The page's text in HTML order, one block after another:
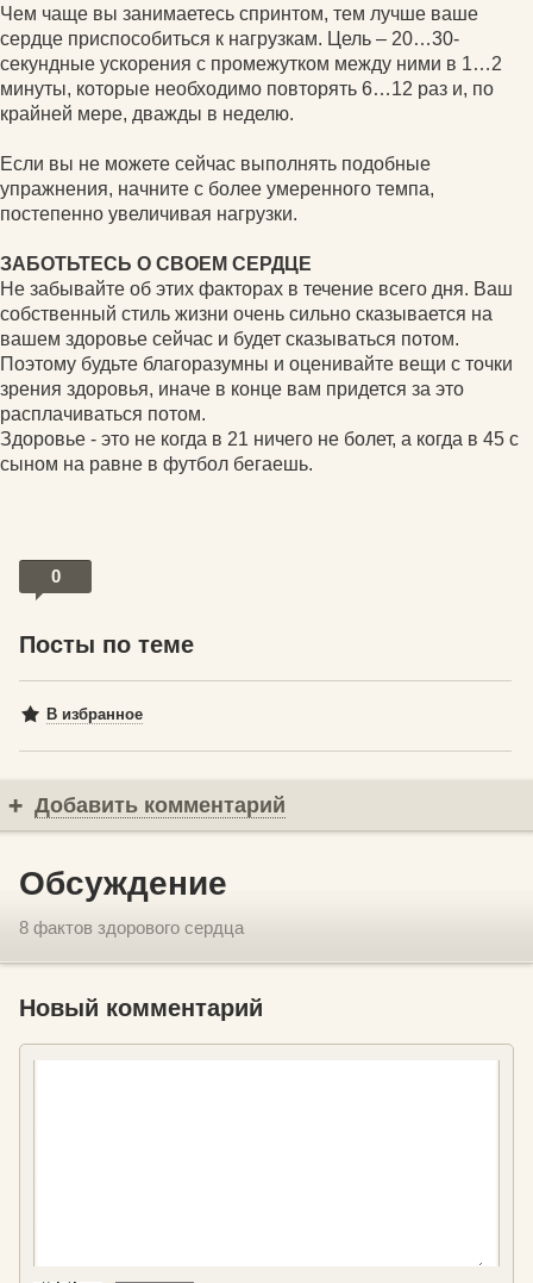
Чем чаще вы занимаетесь спринтом, тем лучше ваше
сердце приспособиться к нагрузкам. Цель – 20…30-
секундные ускорения с промежутком между ними в 1…2
минуты, которые необходимо повторять 6…12 раз и, по
крайней мере, дважды в неделю.
Если вы не можете сейчас выполнять подобные
упражнения, начните с более умеренного темпа,
постепенно увеличивая нагрузки.
ЗАБОТЬТЕСЬ О СВОЕМ СЕРДЦЕ
Не забывайте об этих факторах в течение всего дня. Ваш
собственный стиль жизни очень сильно сказывается на
вашем здоровье сейчас и будет сказываться потом.
Поэтому будьте благоразумны и оценивайте вещи с точки
зрения здоровья, иначе в конце вам придется за это
расплачиваться потом.
Здоровье - это не когда в 21 ничего не болет, а когда в 45 с
сыном на равне в футбол бегаешь.
0
Посты по теме
В избранное
Добавить комментарий
Обсуждение
8 фактов здорового сердца
Новый комментарий